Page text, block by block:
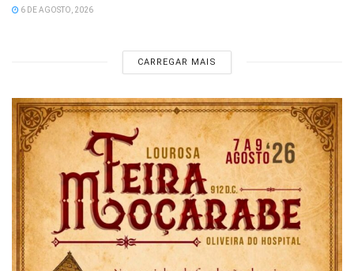
6 DE AGOSTO, 2026
CARREGAR MAIS